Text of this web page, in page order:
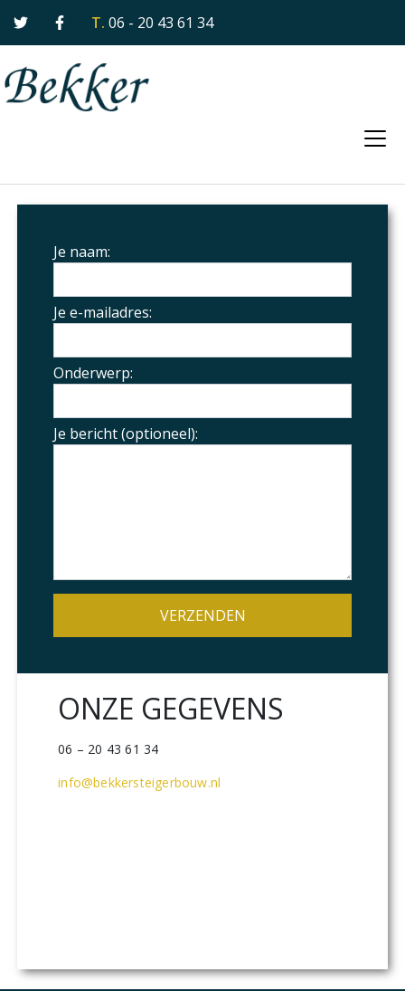
T. 06 - 20 43 61 34
Je naam:
Je e-mailadres:
Onderwerp:
Je bericht (optioneel):
ONZE GEGEVENS
06 – 20 43 61 34
info@bekkersteigerbouw.nl